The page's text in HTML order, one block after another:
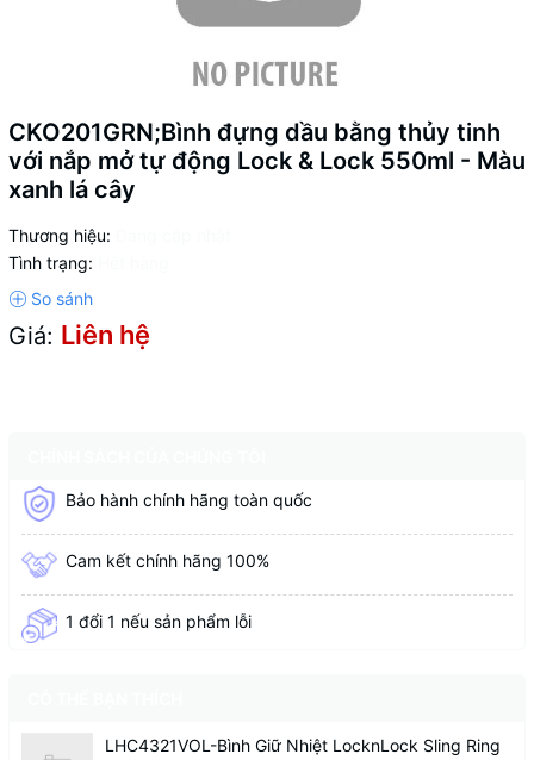
CKO201GRN;Bình đựng dầu bằng thủy tinh
với nắp mở tự động Lock & Lock 550ml - Màu
xanh lá cây
Thương hiệu:
Tình trạng:
Giá: Liên hệ
Bảo hành chính hãng toàn quốc
Cam kết chính hãng 100%
1 đổi 1 nếu sản phẩm lỗi
LHC4321VOL-Bình Giữ Nhiệt LocknLock Sling Ring